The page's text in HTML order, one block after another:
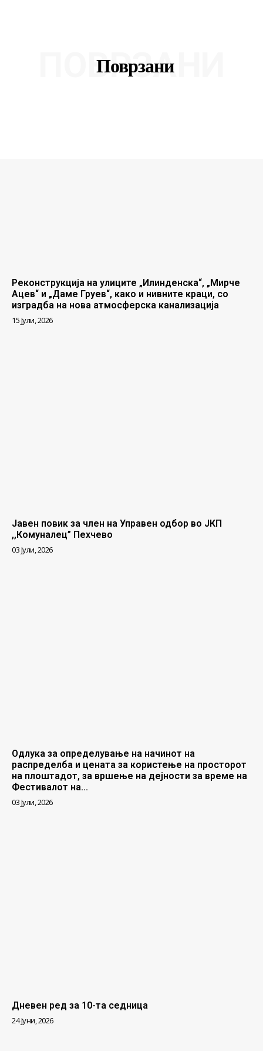
Поврзани
ПОВРЗАНИ
Реконструкција на улиците „Илинденска“, „Мирче
Ацев“ и „Даме Груев“, како и нивните краци, со
изградба на нова атмосферска канализација
15 Јули, 2026
Јавен повик за член на Управен одбор во ЈКП
,,Комуналец” Пехчево
03 Јули, 2026
Одлука за определување на начинот на
распределба и цената за користење на просторот
на плоштадот, за вршење на дејности за време на
Фестивалот на...
03 Јули, 2026
Дневен ред за 10-та седница
24 Јуни, 2026